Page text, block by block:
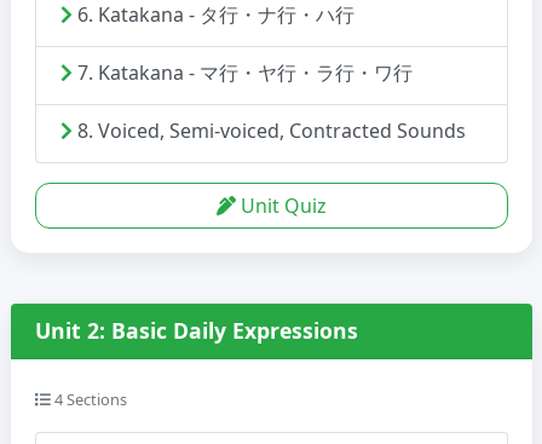
6. Katakana - タ行・ナ行・ハ行
7. Katakana - マ行・ヤ行・ラ行・ワ行
8. Voiced, Semi-voiced, Contracted Sounds
Unit Quiz
Unit 2: Basic Daily Expressions
4 Sections